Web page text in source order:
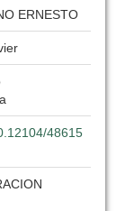
ERNESTO
48615